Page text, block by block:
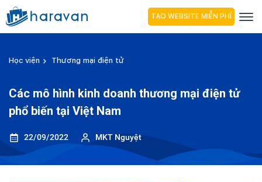
TẠO WEBSITE MIỄN PHÍ
Học viện Thương mại điện tử
Các mô hình kinh doanh thương mại điện tử
phổ biến tại Việt Nam
22/09/2022 MKT Nguyệt